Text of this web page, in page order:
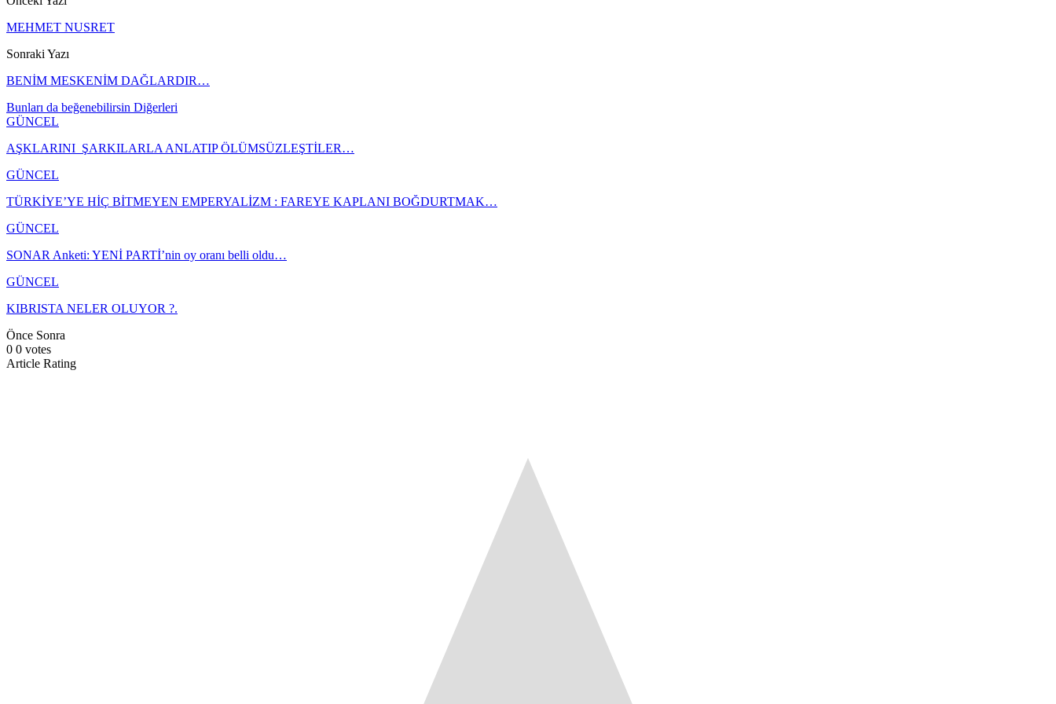
MEHMET NUSRET
Sonraki Yazı
BENİM MESKENİM DAĞLARDIR…
Bunları da beğenebilirsin Diğerleri
GÜNCEL
AŞKLARINI ŞARKILARLA ANLATIP ÖLÜMSÜZLEŞTİLER…
GÜNCEL
TÜRKİYE’YE HİÇ BİTMEYEN EMPERYALİZM : FAREYE KAPLANI BOĞDURTMAK…
GÜNCEL
SONAR Anketi: YENİ PARTİ’nin oy oranı belli oldu…
GÜNCEL
KIBRISTA NELER OLUYOR ?.
Önce Sonra
0 0 votes
Article Rating